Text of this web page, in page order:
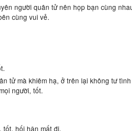
người quân tử nên họp bạn cùng
cùng vui vẻ.
tử mà khiêm hạ, ở trên lại không tư
người, tốt.
tốt, hối hận mất đi.